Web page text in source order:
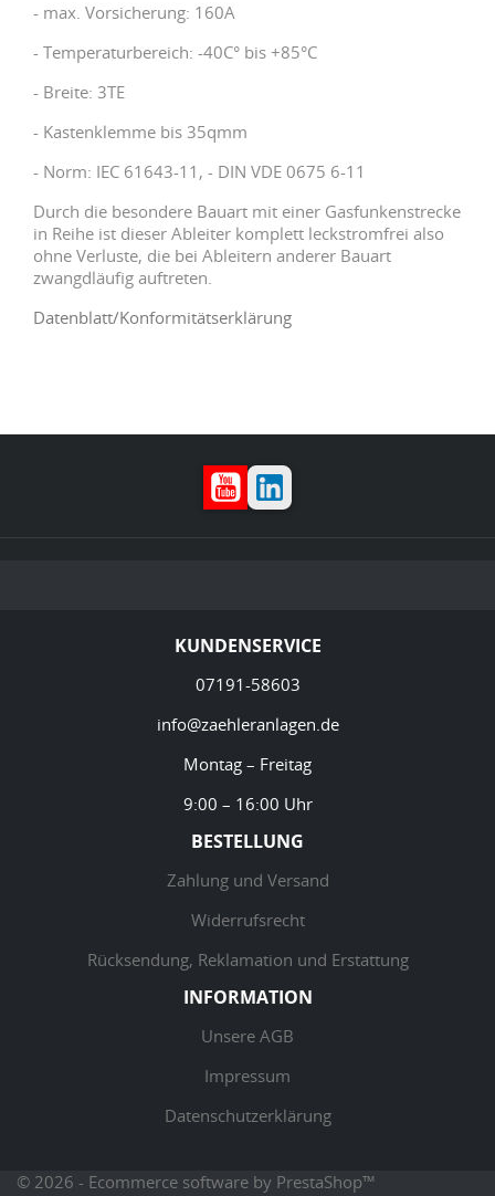
- max. Vorsicherung: 160A
- Temperaturbereich: -40C° bis +85°C
- Breite: 3TE
- Kastenklemme bis 35qmm
- Norm: IEC 61643-11, - DIN VDE 0675 6-11
Durch die besondere Bauart mit einer Gasfunkenstrecke
in Reihe ist dieser Ableiter komplett leckstromfrei also
ohne Verluste, die bei Ableitern anderer Bauart
zwangdläufig auftreten.
Datenblatt/Konformitätserklärung
YouTube
KUNDENSERVICE
07191-58603
info@zaehleranlagen.de
Montag – Freitag
9:00 – 16:00 Uhr
BESTELLUNG
Zahlung und Versand
Widerrufsrecht
Rücksendung, Reklamation und Erstattung
INFORMATION
Unsere AGB
Impressum
Datenschutzerklärung
© 2026 - Ecommerce software by PrestaShop™